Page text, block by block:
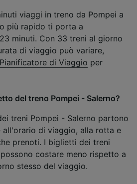
viaggi in treno da Pompei a
più rapido ti porta a
minuti. Con 33 treni al giorno
di viaggio può variare,
Pianificatore di Viaggio per
del treno Pompei - Salerno?
treni Pompei - Salerno partono
all'orario di viaggio, alla rotta e
prenoti. I biglietti dei treni
costare meno rispetto a
stesso del viaggio.